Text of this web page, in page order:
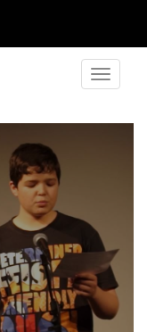
Toggle